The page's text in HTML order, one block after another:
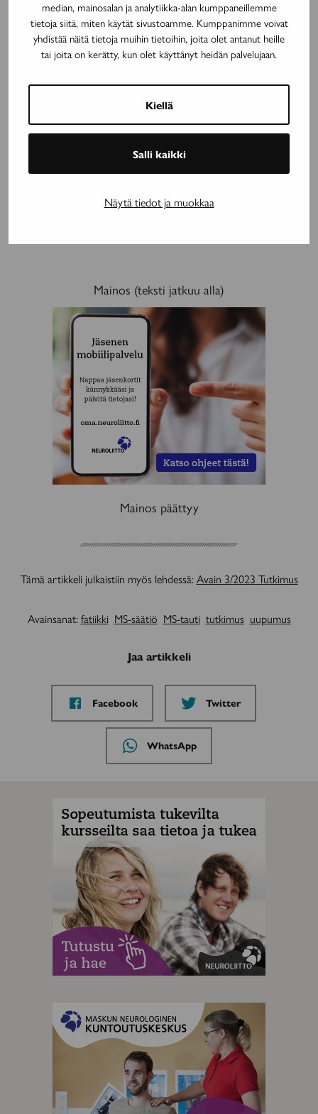
median, mainosalan ja analytiikka-alan kumppaneillemme
tietoja siitä, miten käytät sivustoamme. Kumppanimme voivat
yhdistää näitä tietoja muihin tietoihin, joita olet antanut heille
tai joita on kerätty, kun olet käyttänyt heidän palvelujaan.
Kiellä
Salli kaikki
Näytä tiedot ja muokkaa
ajoitus
muuttaa
MS-
ennustetta
16.6.2023 TUTKIMUS
Lääkehoidon ajoitus muuttaa MS-
taudin ennustetta
Hermotukisolujen
kautta
lääkehoitoon
16.6.2023 TUTKIMUS
Hermotukisolujen kautta
tehokkaampaan lääkehoitoon
Mainos (teksti jatkuu alla)
MAINOS
Mainos päättyy
Tämä artikkeli julkaistiin myös lehdessä:Avain 3/2023 Tutkimus
Avainsanat:fatiikki MS-säätiö MS-tauti tutkimus uupumus
Jaa artikkeli
Jaa
sivu
palvelussa
Facebook
Jaa
sivu
palvelussa
Twitter
Jaa
sivu
WhatsApp